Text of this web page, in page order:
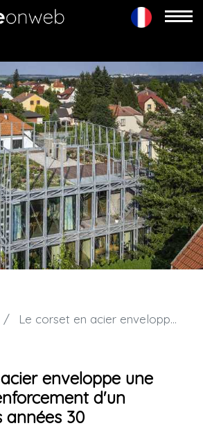
Le corset en acier enveloppe une résidence. Renforcement d'un bâtiment des années 30
enveloppe une
d'un
30